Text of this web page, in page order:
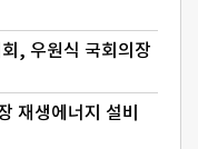
, 우원식 국회의장
재생에너지 설비